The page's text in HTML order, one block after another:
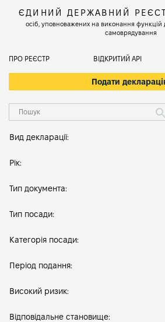
ЄДИНИЙ ДЕРЖАВНИЙ
осіб, уповноважених на виконання функцій
самоврядування
ПРО РЕЄСТР ВІДКРИТИЙ АРІ
Подати
Вид декларації:
Рік:
Тип документа:
Тип посади:
Категорія посади:
Період подання:
Високий ризик:
Відповідальне становище: